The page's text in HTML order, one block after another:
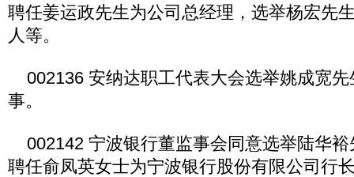
聘任姜运政先生为公司总经理，选举杨宏先
人等。
002136 安纳达职工代表大会选举姚成宽先
事。
002142 宁波银行董监事会同意选举陆华裕
聘任俞凤英女士为宁波银行股份有限公司行